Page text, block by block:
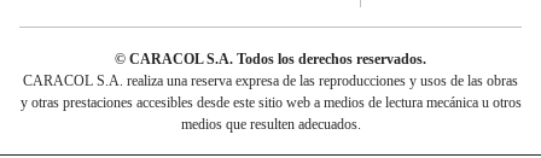
© CARACOL S.A. Todos los derechos reservados.
CARACOL S.A. realiza una reserva expresa de las reproducciones y usos de las obras
y otras prestaciones accesibles desde este sitio web a medios de lectura mecánica u otros
medios que resulten adecuados.